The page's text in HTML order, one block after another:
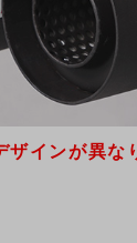
インが異な